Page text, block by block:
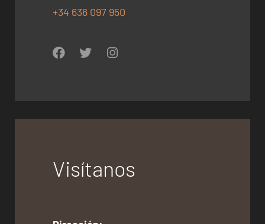
+34 636 097 950
Visítanos